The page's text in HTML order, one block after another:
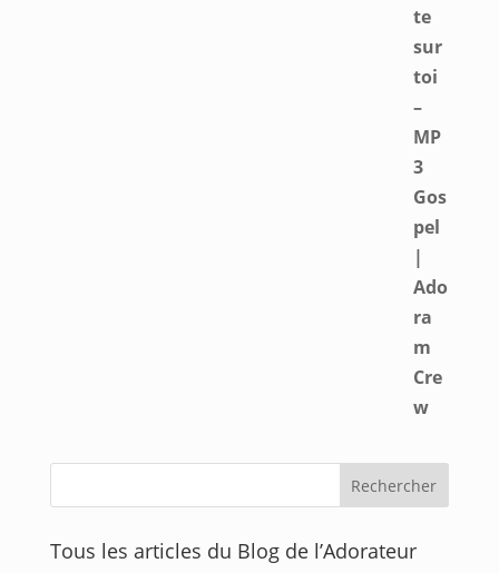
Tous les articles du Blog de l’Adorateur